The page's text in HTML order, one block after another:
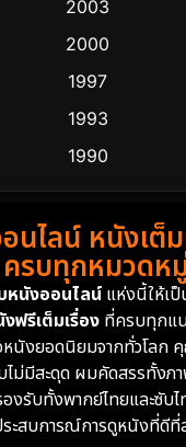
วน
สวน
สารคดี
2003
2000
1997
1993
1990
1986
1982
1974
นไลน์ หนังเต็
ครบทุกหมวดห
หนังออนไลน์แห่งนี้ให้เ
ฟรีเต็มเรื่อง ที่ครบทุกแน
หนังยอดนิยมจากทั่วโลก
ไม่มีสะดุด ผมคัดสรรทั้งภ
งรับทั้งพากย์ไทยและซับ
ะสบการณ์การดูหนังที่ดีที่